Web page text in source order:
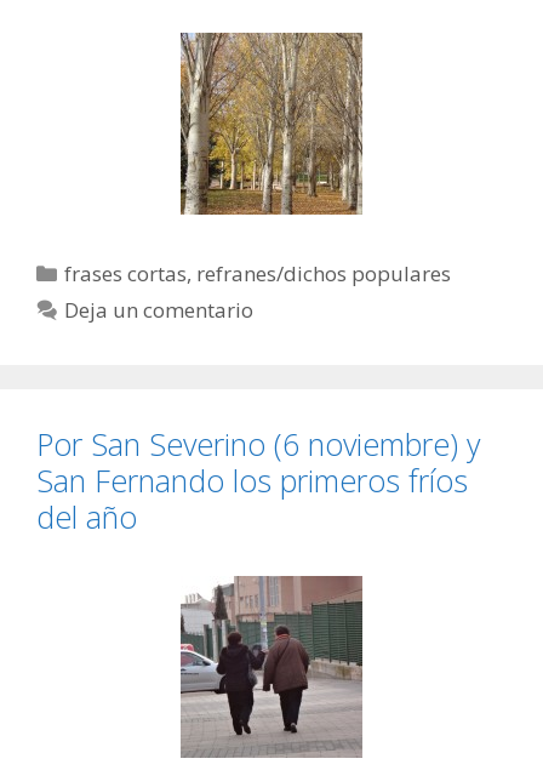
Categorías
frases cortas, refranes/dichos populares
Deja un comentario
Por San Severino (6 noviembre) y
San Fernando los primeros fríos
del año